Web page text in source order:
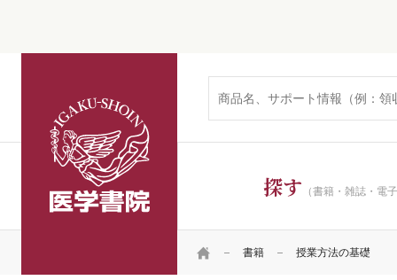
探す （書籍・雑誌・電
HOME 書籍 授業方法の基礎